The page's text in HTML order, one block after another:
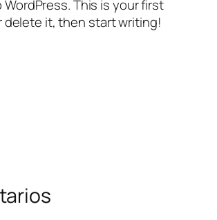
This is your first
delete it, then start writing!